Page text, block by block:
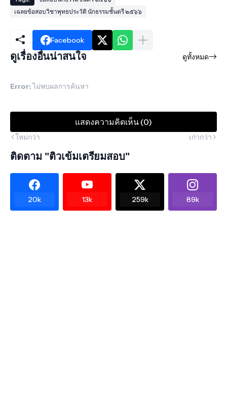
เฉลยข้อสอบวิชาพุทธประวัติ นักธรรมชั้นตรี ๒๕๖๖
Facebook
ดูเรื่องอื่นน่าสนใจ ดูทั้งหมด
Error:ไม่พบผลการค้นหา
แสดงความคิดเห็น (0)
ใหม่กว่า เก่ากว่า
ติดตาม "ติวเข้มเตรียมสอบ"
20k 13k 259k 89k